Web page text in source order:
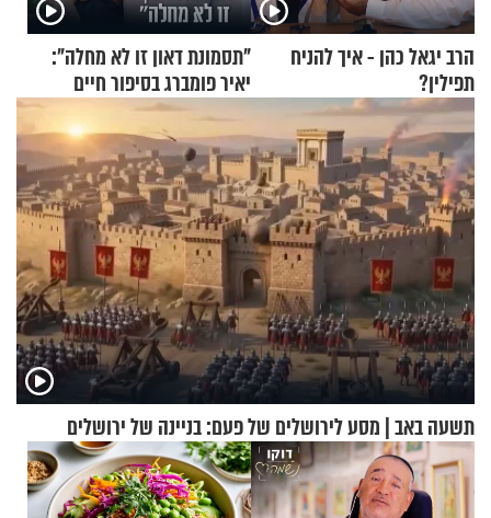
הרב יגאל כהן - איך להניח
תפילין?
"תסמונת דאון זו לא מחלה":
יאיר פומברג בסיפור חיים
מעורר השראה
תשעה באב | מסע לירושלים של פעם: בניינה של ירושלים